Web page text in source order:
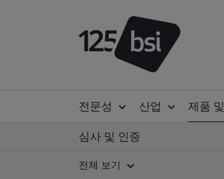
전문성 산업 제품
심사 및 인증
전체 보기